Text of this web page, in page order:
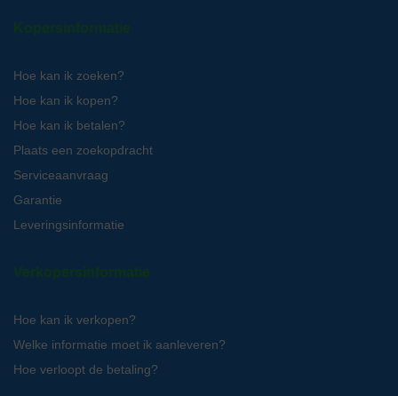
Kopersinformatie
Hoe kan ik zoeken?
Hoe kan ik kopen?
Hoe kan ik betalen?
Plaats een zoekopdracht
Serviceaanvraag
Garantie
Leveringsinformatie
Verkopersinformatie
Hoe kan ik verkopen?
Welke informatie moet ik aanleveren?
Hoe verloopt de betaling?